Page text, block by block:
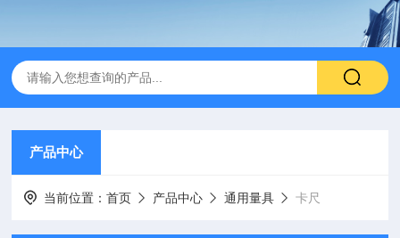
产品中心
当前位置：首页 产品中心 通用量具 卡尺